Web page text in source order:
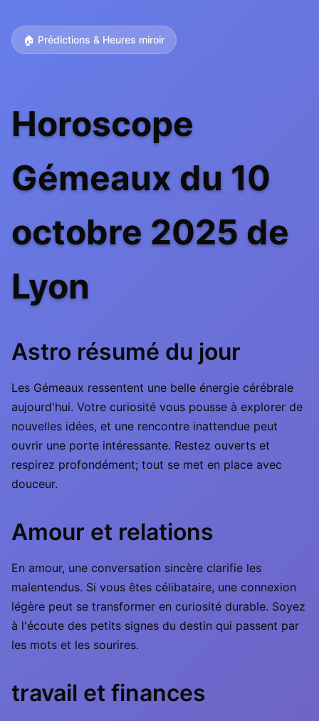
🏠 Prédictions & Heures miroir
Horoscope
Gémeaux du 10
octobre 2025 de
Lyon
Astro résumé du jour
Les Gémeaux ressentent une belle énergie cérébrale
aujourd'hui. Votre curiosité vous pousse à explorer de
nouvelles idées, et une rencontre inattendue peut
ouvrir une porte intéressante. Restez ouverts et
respirez profondément; tout se met en place avec
douceur.
Amour et relations
En amour, une conversation sincère clarifie les
malentendus. Si vous êtes célibataire, une connexion
légère peut se transformer en curiosité durable. Soyez
à l'écoute des petits signes du destin qui passent par
les mots et les sourires.
travail et finances